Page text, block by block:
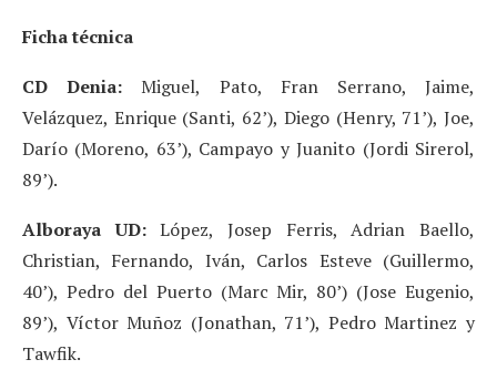
Ficha técnica
CD Denia: Miguel, Pato, Fran Serrano, Jaime,
Velázquez, Enrique (Santi, 62’), Diego (Henry, 71’), Joe,
Darío (Moreno, 63’), Campayo y Juanito (Jordi Sirerol,
89’).
Alboraya UD:López, Josep Ferris, Adrian Baello,
Christian, Fernando, Iván, Carlos Esteve (Guillermo,
40’), Pedro del Puerto (Marc Mir, 80’) (Jose Eugenio,
89’), Víctor Muñoz (Jonathan, 71’), Pedro Martinez y
Tawfik.